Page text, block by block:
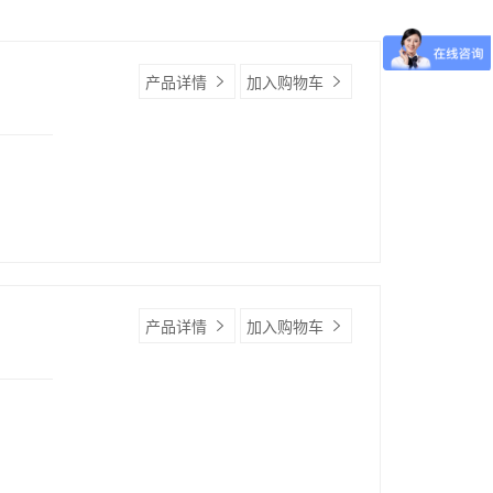
产品详情 加入购物车
产品详情 加入购物车